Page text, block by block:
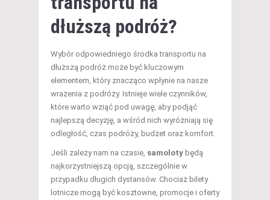
dłuższą podróż?
Wybór odpowiedniego środka transportu na
dłuższą podróż może być kluczowym
elementem, który znacząco wpłynie na nasze
wrażenia z podróży. Istnieje wiele czynników,
które warto wziąć pod uwagę, aby podjąć
najlepszą decyzję, a wśród nich wyróżniają się
odległość, czas podróży, budżet oraz komfort.
Jeśli zależy nam na czasie, samoloty będą
najkorzystniejszą opcją, szczególnie w
przypadku długich dystansów. Chociaż bilety
lotnicze mogą być kosztowne, promocje i oferty